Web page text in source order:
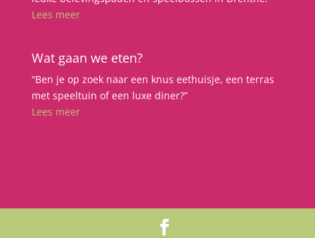
Lees meer
Wat gaan we eten?
“Ben je op zoek naar een knus eethuisje, een terras
met speeltuin of een luxe diner?”
Lees meer